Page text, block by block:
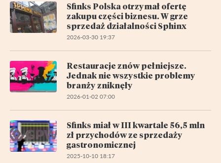
Sfinks Polska otrzymał ofertę
zakupu części biznesu. W grze
sprzedaż działalności Sphinx
2026-03-30 19:37
Restauracje znów pełniejsze.
Jednak nie wszystkie problemy
branży zniknęły
2026-01-02 07:00
Sfinks miał w III kwartale 56,5 mln
zł przychodów ze sprzedaży
gastronomicznej
2025-10-10 18:17